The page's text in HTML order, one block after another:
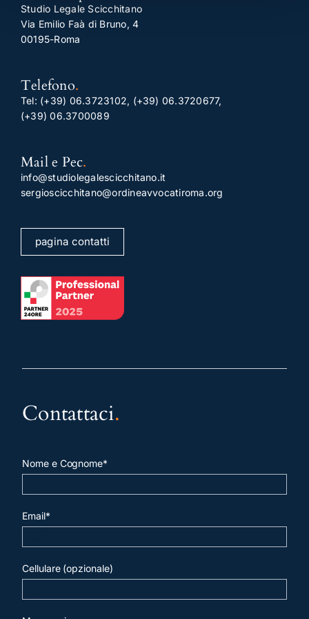
Studio Legale Scicchitano
Via Emilio Faà di Bruno, 4
00195-Roma
Telefono.
Tel: (+39) 06.3723102, (+39) 06.3720677,
(+39) 06.3700089
Mail e Pec.
info@studiolegalescicchitano.it
sergioscicchitano@ordineavvocatiroma.org
pagina contatti
Contattaci.
Nome e Cognome*
Email*
Cellulare (opzionale)